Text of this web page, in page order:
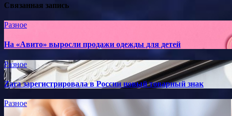
Связанная запись
Разное
На «Авито» выросли продажи одежды для детей
Разное
Zara зарегистрировала в России новый товарный знак
Разное